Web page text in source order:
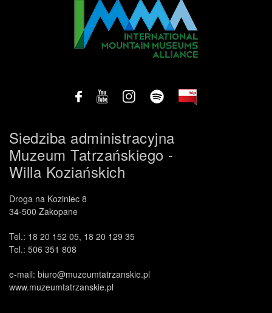
Siedziba administracyjna
Muzeum Tatrzańskiego -
Willa Koziańskich
Droga na Koziniec 8
34-500 Zakopane
Tel.: 18 20 152 05, 18 20 129 35
Tel.: 506 351 808
e-mail: biuro@muzeumtatrzanskie.pl
www.muzeumtatrzanskie.pl